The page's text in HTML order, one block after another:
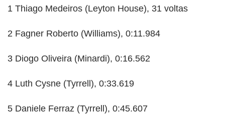
1 Thiago Medeiros (Leyton House), 31 voltas
2 Fagner Roberto (Williams), 0:11.984
3 Diogo Oliveira (Minardi), 0:16.562
4 Luth Cysne (Tyrrell), 0:33.619
5 Daniele Ferraz (Tyrrell), 0:45.607